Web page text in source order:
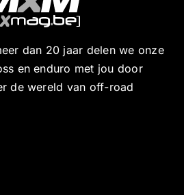
dan 20 jaar delen we onze
en enduro met jou door
de wereld van off-road